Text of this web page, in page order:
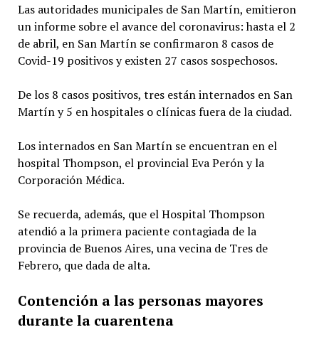
Las autoridades municipales de San Martín, emitieron
un informe sobre el avance del coronavirus: hasta el 2
de abril, en San Martín se confirmaron 8 casos de
Covid-19 positivos y existen 27 casos sospechosos.
De los 8 casos positivos, tres están internados en San
Martín y 5 en hospitales o clínicas fuera de la ciudad.
Los internados en San Martín se encuentran en el
hospital Thompson, el provincial Eva Perón y la
Corporación Médica.
Se recuerda, además, que el Hospital Thompson
atendió a la primera paciente contagiada de la
provincia de Buenos Aires, una vecina de Tres de
Febrero, que dada de alta.
Contención a las personas mayores
durante la cuarentena